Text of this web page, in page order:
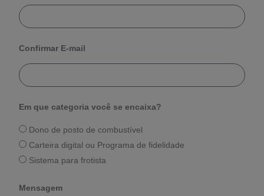
Confirmar E-mail
Em que categoria você se encaixa?
Dono de posto de combustível
Carteira digital ou Programa de fidelidade
Sistema para frotista
Mensagem